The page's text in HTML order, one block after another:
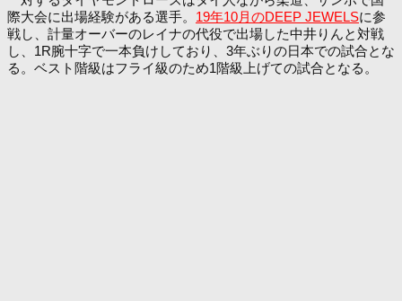
際大会に出場経験がある選手。 19年10月のDEEP JEWELSに参
戦し、計量オーバーのレイナの代役で出場した中井りんと対戦
し、1R腕十字で一本負けしており、3年ぶりの日本での試合とな
る。ベスト階級はフライ級のため1階級上げての試合となる。